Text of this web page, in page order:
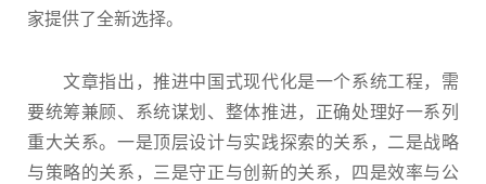
家提供了全新选择。
文章指出，推进中国式现代化是一个系统工程，需
要统筹兼顾、系统谋划、整体推进，正确处理好一系列
重大关系。一是顶层设计与实践探索的关系，二是战略
与策略的关系，三是守正与创新的关系，四是效率与公